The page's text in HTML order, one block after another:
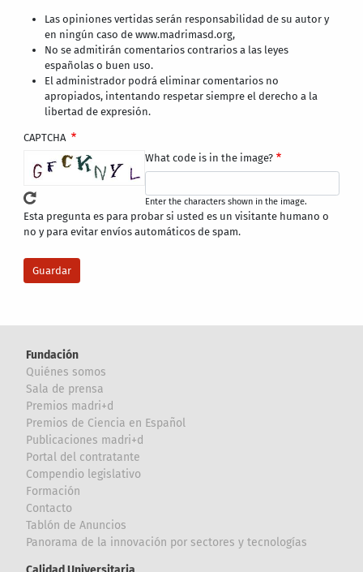
Las opiniones vertidas serán responsabilidad de su autor y
en ningún caso de www.madrimasd.org,
No se admitirán comentarios contrarios a las leyes
españolas o buen uso.
El administrador podrá eliminar comentarios no
apropiados, intentando respetar siempre el derecho a la
libertad de expresión.
CAPTCHA
What code is in the image?
Enter the characters shown in the image.
Esta pregunta es para probar si usted es un visitante humano o
no y para evitar envíos automáticos de spam.
Fundación
Quiénes somos
Sala de prensa
Premios madri+d
Premios de Ciencia en Español
Publicaciones madri+d
Portal del contratante
Compendio legislativo
Formación
Contacto
Tablón de Anuncios
Panorama de la innovación por sectores y tecnologías